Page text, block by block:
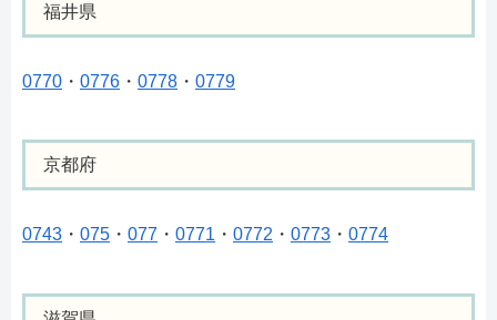
福井県
0770 ・ 0776 ・ 0778 ・ 0779
京都府
0743 ・ 075 ・ 077 ・ 0771 ・ 0772 ・ 0773 ・ 0774